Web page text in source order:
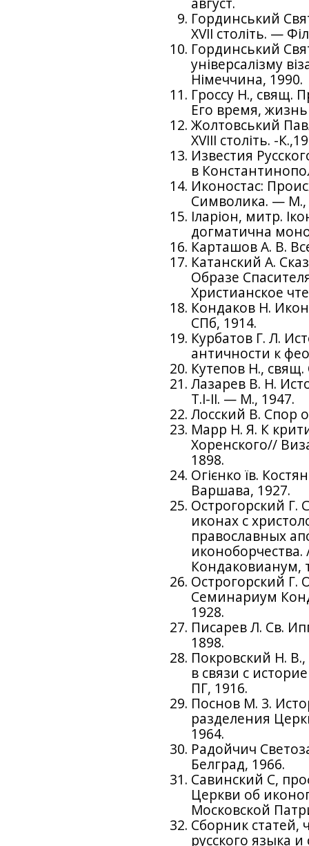
Гординський
XVII століть. —
Гординський
універсалізму
Німеччина, 1990.
Гроссу Н., свящ.
Его время,
Жолтовський
XVIII століть. -
Известия
в
Иконостас:
Символика. — М.,
Іларіон, митр.
догматична
Карташов А. В.
Катанский А.
Образе
Христианское
Кондаков Н.
СПб, 1914.
Курбатов Г. Л.
античности к
Кутепов Н.,
Лазарев В. Н.
T.I-II. — М., 1947.
Лосский В. Спор
Марр Н. Я. К
Хоренского//
1898.
Огієнко їв.
Варшава, 1927.
Острогорский Г.
иконах с
православных
Кондаковианум,
Острогорский Г.
Семинариум
1928.
Писарев Л. Св.
1898.
Покровский Н.
в связи с
ПГ, 1916.
Поснов М. 3.
разделения
1964.
Радойчич
Белград, 1966.
Савинский С,
Церкви об
Московской
Сборник статей,
русского языка